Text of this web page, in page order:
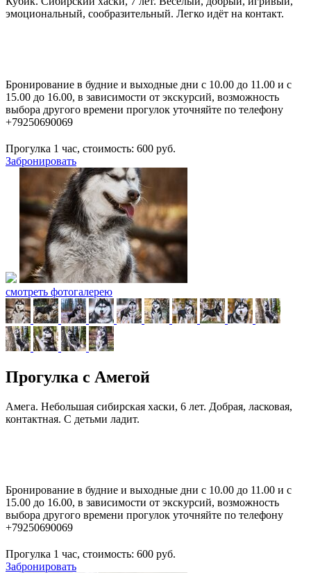
эмоциональный, сообразительный. Легко идёт на контакт.
Бронирование в будние и выходные дни с 10.00 до 11.00 и с
15.00 до 16.00, в зависимости от экскурсий, возможность
выбора другого времени прогулок уточняйте по телефону
+79250690069
Прогулка 1 час, стоимость: 600 руб.
Забронировать
смотреть фотогалерею
Прогулка с Амегой
Амега. Небольшая сибирская хаски, 6 лет. Добрая, ласковая,
контактная. С детьми ладит.
Бронирование в будние и выходные дни с 10.00 до 11.00 и с
15.00 до 16.00, в зависимости от экскурсий, возможность
выбора другого времени прогулок уточняйте по телефону
+79250690069
Прогулка 1 час, стоимость: 600 руб.
Забронировать